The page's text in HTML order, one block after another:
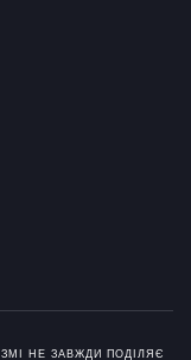
НЕ ЗАВЖДИ ПОДІЛЯЄ